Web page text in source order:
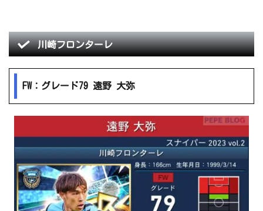
川崎フロンターレ
FW：グレード79 遠野 大弥